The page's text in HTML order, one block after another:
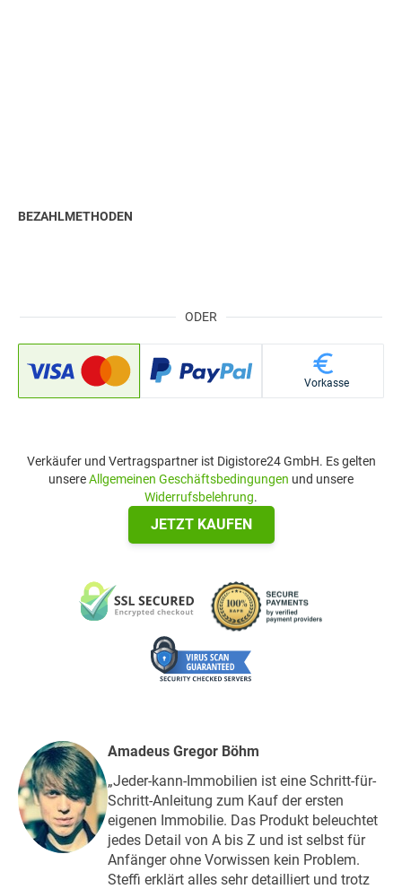
ODER
BEZAHLMETHODEN
Vorkasse
Verkäufer und Vertragspartner ist Digistore24 GmbH. Es gelten
unsereAllgemeinen Geschäftsbedingungen und unsere
Widerrufsbelehrung.
JETZT KAUFEN
Amadeus Gregor Böhm
„Jeder-kann-Immobilien ist eine Schritt-für-
Schritt-Anleitung zum Kauf der ersten
eigenen Immobilie. Das Produkt beleuchtet
jedes Detail von A bis Z und ist selbst für
Anfänger ohne Vorwissen kein Problem.
Steffi erklärt alles sehr detailliert und trotz